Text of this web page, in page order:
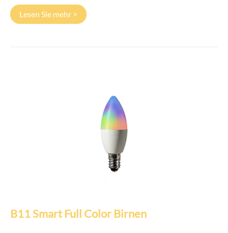
Lesen Sie mehr >
B11 Smart Full Color Birnen